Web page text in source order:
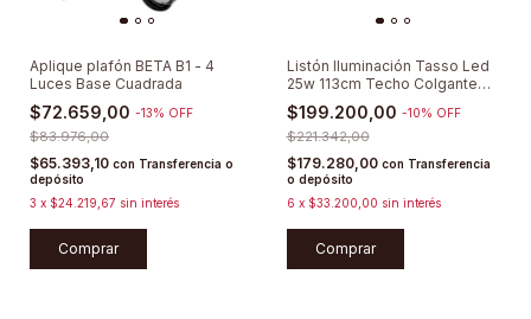
Aplique plafón BETA B1 - 4
Luces Base Cuadrada
$72.659,00 -13% OFF
$83.976,00
$65.393,10 con Transferencia o
depósito
3 x $24.219,67 sin interés
Comprar
Listón Iluminación Tasso Led
25w 113cm Techo Colgante
Lucciola
$199.200,00 -10% OFF
$221.342,00
$179.280,00 con Transferencia
o depósito
6 x $33.200,00 sin interés
Comprar